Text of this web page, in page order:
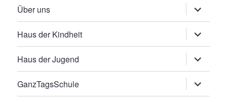
Über uns
öffnen
Haus der Kindheit
öffnen
Haus der Jugend
öffnen
GanzTagsSchule
öffnen